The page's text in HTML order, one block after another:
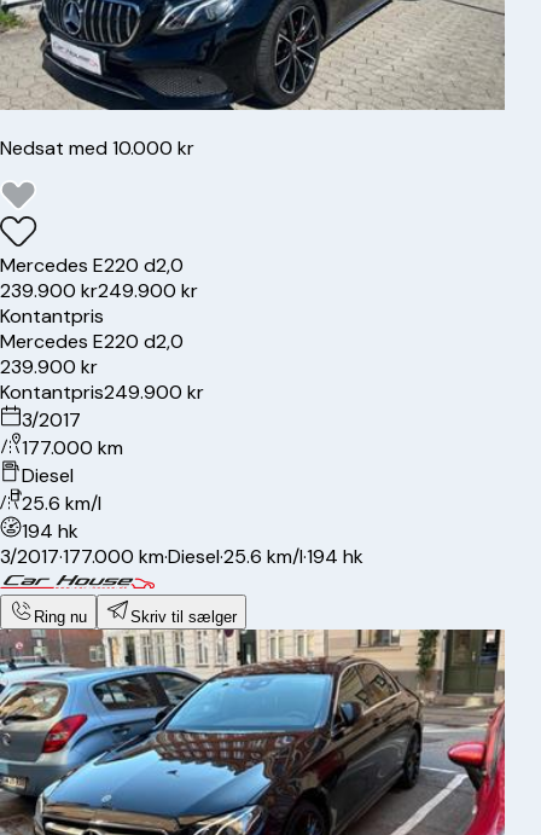
Nedsat med 10.000 kr
Mercedes E220 d2,0
239.900 kr249.900 kr
Kontantpris
Mercedes E220 d2,0
239.900 kr
Kontantpris249.900 kr
3/2017
177.000 km
Diesel
25.6 km/l
194 hk
3/2017·177.000 km·Diesel·25.6 km/l·194 hk
Ring nu Skriv til sælger